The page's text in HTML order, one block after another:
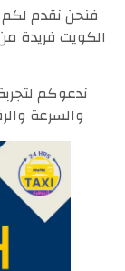
فنحن نقدم
ندعوكم
والسرعة